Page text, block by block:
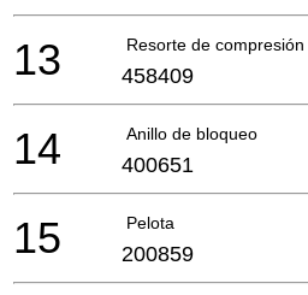
Resorte de compresión
13 458409
Anillo de bloqueo
14 400651
Pelota
15 200859